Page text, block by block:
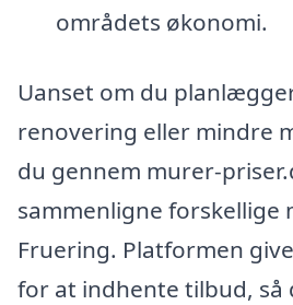
områdets økonomi.
Uanset om du
renovering eller mindre
du gennem murer-
sammenligne forskellige
Fruering. Platformen
for at indhente tilbud, så